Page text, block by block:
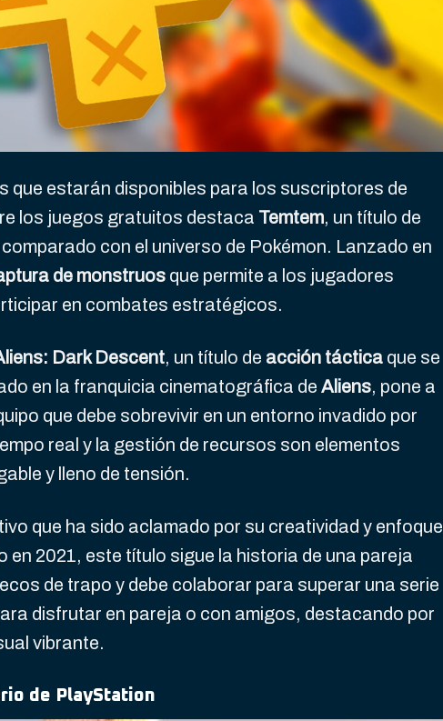
que estarán disponibles para los suscriptores de
los juegos gratuitos destaca Temtem, un título de
con el universo de Pokémon. Lanzado en
de monstruos que permite a los jugadores
en combates estratégicos.
Dark Descent, un título de acción táctica que se
en la franquicia cinematográfica de Aliens, pone a
que debe sobrevivir en un entorno invadido por
real y la gestión de recursos son elementos
y lleno de tensión.
que ha sido aclamado por su creatividad y enfoque
en 2021, este título sigue la historia de una pareja
de trapo y debe colaborar para superar una serie
disfrutar en pareja o con amigos, destacando por
vibrante.
de PlayStation